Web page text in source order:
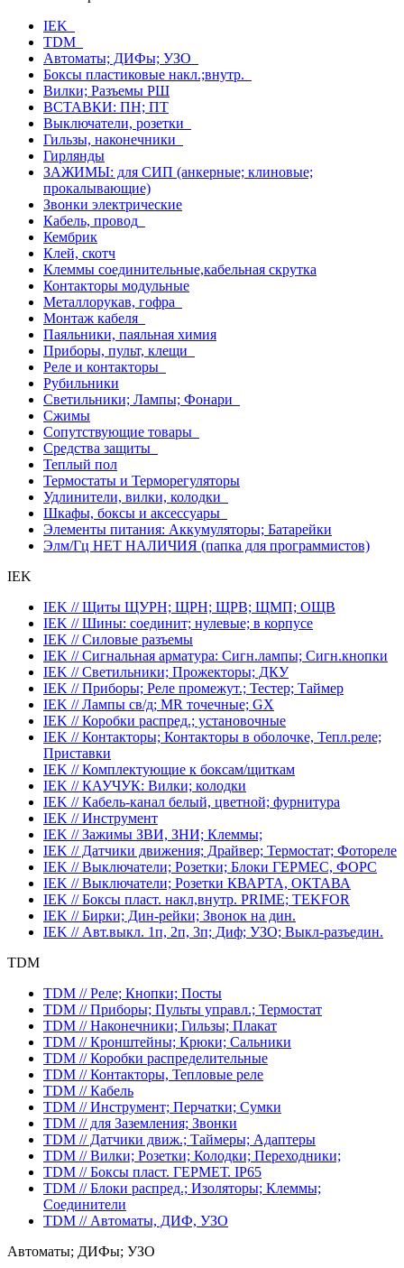
IEK
TDM
Автоматы; ДИФы; УЗО
Боксы пластиковые накл.;внутр.
Вилки; Разъемы РШ
ВСТАВКИ: ПН; ПТ
Выключатели, розетки
Гильзы, наконечники
Гирлянды
ЗАЖИМЫ: для СИП (анкерные; клиновые;
прокалывающие)
Звонки электрические
Кабель, провод
Кембрик
Клей, скотч
Клеммы соединительные,кабельная скрутка
Контакторы модульные
Металлорукав, гофра
Монтаж кабеля
Паяльники, паяльная химия
Приборы, пульт, клещи
Реле и контакторы
Рубильники
Светильники; Лампы; Фонари
Сжимы
Сопутствующие товары
Средства защиты
Теплый пол
Термостаты и Терморегуляторы
Удлинители, вилки, колодки
Шкафы, боксы и аксессуары
Элементы питания: Аккумуляторы; Батарейки
Элм/Гц НЕТ НАЛИЧИЯ (папка для программистов)
IEK
IEK // Щиты ЩУРН; ЩРН; ЩРВ; ЩМП; ОЩВ
IEK // Шины: соединит; нулевые; в корпусе
IEK // Силовые разъемы
IEK // Сигнальная арматура: Сигн.лампы; Сигн.кнопки
IEK // Светильники; Прожекторы; ДКУ
IEK // Приборы; Реле промежут.; Тестер; Таймер
IEK // Лампы св/д; MR точечные; GX
IEK // Коробки распред.; установочные
IEK // Контакторы; Контакторы в оболочке, Тепл.реле;
Приставки
IEK // Комплектующие к боксам/щиткам
IEK // КАУЧУК: Вилки; колодки
IEK // Кабель-канал белый, цветной; фурнитура
IEK // Инструмент
IEK // Зажимы ЗВИ, ЗНИ; Клеммы;
IEK // Датчики движения; Драйвер; Термостат; Фотореле
IEK // Выключатели; Розетки; Блоки ГЕРМЕС, ФОРС
IEK // Выключатели; Розетки КВАРТА, ОКТАВА
IEK // Боксы пласт. накл,внутр. PRIME; TEKFOR
IEK // Бирки; Дин-рейки; Звонок на дин.
IEK // Авт.выкл. 1п, 2п, 3п; Диф; УЗО; Выкл-разъедин.
TDM
TDM // Реле; Кнопки; Посты
TDM // Приборы; Пульты управл.; Термостат
TDM // Наконечники; Гильзы; Плакат
TDM // Кронштейны; Крюки; Сальники
TDM // Коробки распределительные
TDM // Контакторы, Тепловые реле
TDM // Кабель
TDM // Инструмент; Перчатки; Сумки
TDM // для Заземления; Звонки
TDM // Датчики движ.; Таймеры; Адаптеры
TDM // Вилки; Розетки; Колодки; Переходники;
TDM // Боксы пласт. ГЕРМЕТ. IP65
TDM // Блоки распред.; Изоляторы; Клеммы;
Соединители
TDM // Автоматы, ДИФ, УЗО
Автоматы; ДИФы; УЗО